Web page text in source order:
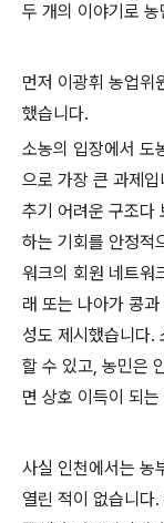
두 개의 이야기로
먼저 이광휘 농업위
했습니다.
소농의 입장에서 도
으로 가장 큰 과제
추기 어려운 구조다
하는 기회를 안정적
워크의 회원 네트워
래 또는 나아가 콩
성도 제시했습니다.
할 수 있고, 농민은
면 상호 이득이 되
사실 인천에서는 농
열린 적이 없습니다